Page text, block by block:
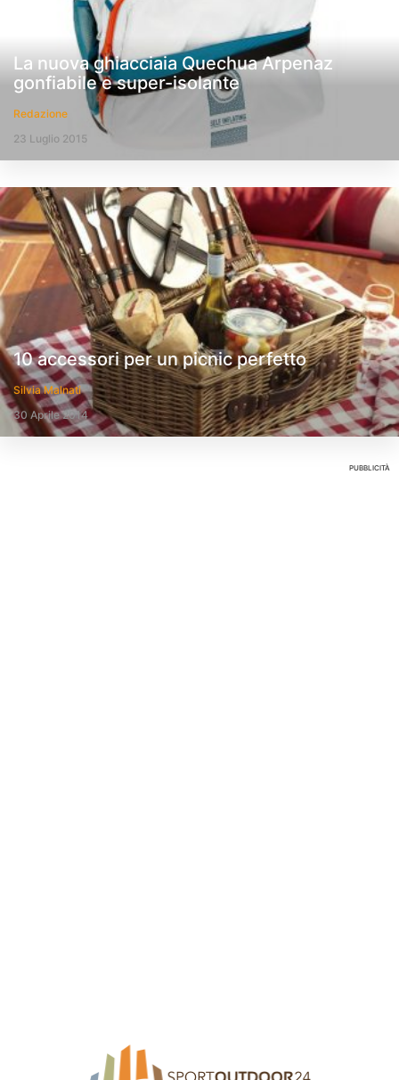
La nuova ghiacciaia Quechua Arpenaz
gonfiabile e super-isolante
Redazione
23 Luglio 2015
10 accessori per un picnic perfetto
Silvia Malnati
30 Aprile 2014
PUBBLICITÀ